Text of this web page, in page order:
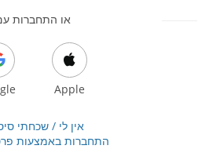
או התחברות
Apple
אין לי / שכחתי
התחברות באמצעות